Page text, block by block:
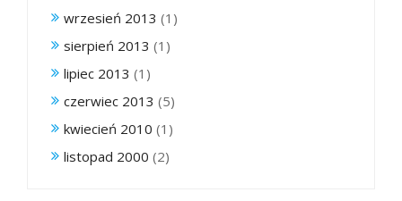
wrzesień 2013 (1)
sierpień 2013 (1)
lipiec 2013 (1)
czerwiec 2013 (5)
kwiecień 2010 (1)
listopad 2000 (2)